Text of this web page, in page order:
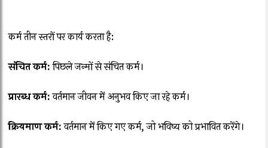
कर्म तीन स्तरों पर कार्य करता है:
संचित कर्म:पिछले जन्मों से संचित कर्म।
प्रारब्ध कर्म:वर्तमान जीवन में अनुभव किए जा रहे कर्म।
क्रियमाण कर्म:वर्तमान में किए गए कर्म, जो भविष्य को प्रभावित करेंगे।